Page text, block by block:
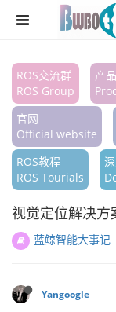
注册
登录
搜索
版块
ROS交流群
ROS Group
产
官网
Official website
ROS教程
ROS Tourials
视觉定位解决方
蓝鲸智能大事记
Yangoogle